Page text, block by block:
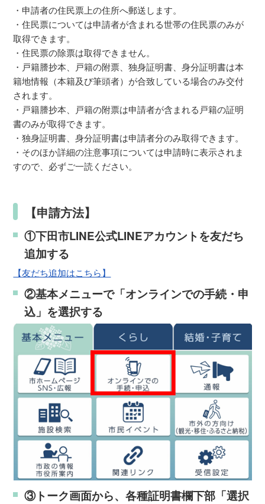
・申請者の住民票上の住所へ郵送します。
・住民票については申請者が含まれる世帯の住民票のみが
取得できます。
・住民票の除票は取得できません。
・戸籍謄抄本、戸籍の附票、独身証明書、身分証明書は本
籍地情報（本籍及び筆頭者）が合致している場合のみ交付
されます。
・戸籍謄抄本、戸籍の附票は申請者が含まれる戸籍の証明
書のみが取得できます。
・独身証明書、身分証明書は申請者分のみ取得できます。
・そのほか詳細の注意事項については申請時に表示されま
すので、必ずご一読ください。
【申請方法】
①下田市LINE公式LINEアカウントを友だち
追加する
【友だち追加はこちら】
②基本メニューで「オンラインでの手続・申
込」を選択する
③トーク画面から、各種証明書欄下部「選択